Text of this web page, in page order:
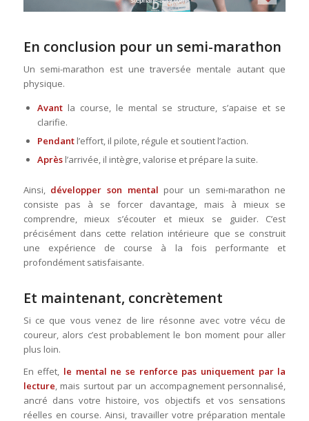
En conclusion pour un semi-marathon
Un semi-marathon est une traversée mentale autant que
physique.
Avantla course, le mental se structure, s’apaise et se
clarifie.
Pendantl’effort, il pilote, régule et soutient l’action.
Aprèsl’arrivée, il intègre, valorise et prépare la suite.
Ainsi, développer son mental pour un semi-marathon ne
consiste pas à se forcer davantage, mais à mieux se
comprendre, mieux s’écouter et mieux se guider. C’est
précisément dans cette relation intérieure que se construit
une expérience de course à la fois performante et
profondément satisfaisante.
Et maintenant, concrètement
Si ce que vous venez de lire résonne avec votre vécu de
coureur, alors c’est probablement le bon moment pour aller
plus loin.
En effet, le mental ne se renforce pas uniquement par la
lecture, mais surtout par un accompagnement personnalisé,
ancré dans votre histoire, vos objectifs et vos sensations
réelles en course. Ainsi, travailler votre préparation mentale